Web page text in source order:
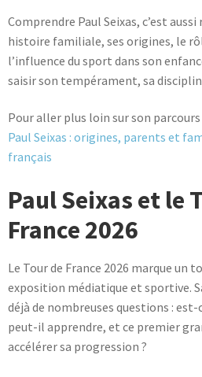
Comprendre Paul Seixas, c’est
histoire familiale, ses origines, le
l’influence du sport dans son
saisir son tempérament, sa
Pour aller plus loin sur son
Paul Seixas : origines, parents et
français
Paul Seixas et le
France 2026
Le Tour de France 2026 marque un
exposition médiatique et sportive.
déjà de nombreuses questions :
peut-il apprendre, et ce premier
accélérer sa progression ?